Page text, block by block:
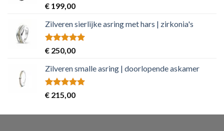
Rated5.00
out of 5
€ 199,00
Zilveren sierlijke asring met hars | zirkonia's
Rated5.00
out of 5
€ 250,00
Zilveren smalle asring | doorlopende askamer
Rated5.00
out of 5
€ 215,00